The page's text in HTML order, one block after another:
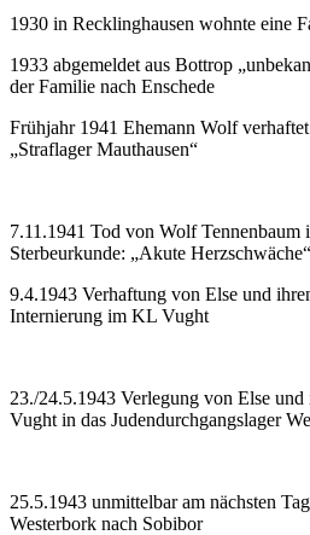
1930 in Recklinghausen wohnte eine
1933 abgemeldet aus Bottrop
der Familie nach Enschede
Frühjahr 1941 Ehemann Wolf
„Straflager Mauthausen“
7.11.1941 Tod von Wolf Tennenbaum
Sterbeurkunde: „Akute Herzschwäche“
9.4.1943 Verhaftung von Else und
Internierung im KL Vught
23./24.5.1943 Verlegung von Else
Vught in das Judendurchgangslager
25.5.1943 unmittelbar am nächsten
Westerbork nach Sobibor